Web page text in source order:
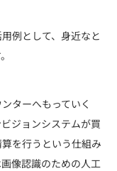
例として、身近なと
ターへもっていく
ジョンシステムが買
を行うという仕組み
像認識のための人工